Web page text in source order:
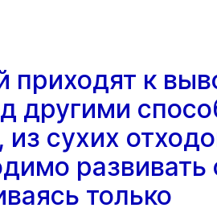
приходят к
другими
из сухих
развивать
только